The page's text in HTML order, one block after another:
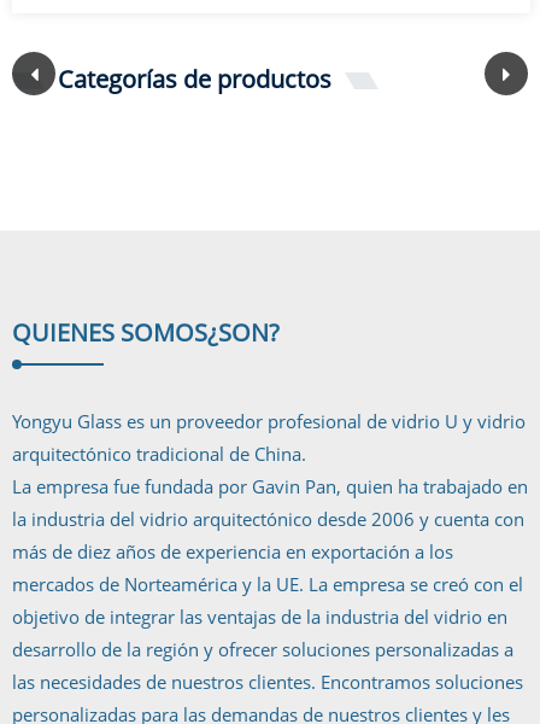
Categorías de productos
QUIENES SOMOS¿SON?
Yongyu Glass es un proveedor profesional de vidrio U y vidrio
arquitectónico tradicional de China.
La empresa fue fundada por Gavin Pan, quien ha trabajado en
la industria del vidrio arquitectónico desde 2006 y cuenta con
más de diez años de experiencia en exportación a los
mercados de Norteamérica y la UE. La empresa se creó con el
objetivo de integrar las ventajas de la industria del vidrio en
desarrollo de la región y ofrecer soluciones personalizadas a
las necesidades de nuestros clientes. Encontramos soluciones
personalizadas para las demandas de nuestros clientes y les